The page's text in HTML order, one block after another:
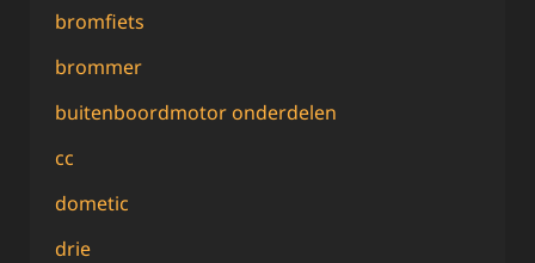
bromfiets
brommer
buitenboordmotor onderdelen
cc
dometic
drie